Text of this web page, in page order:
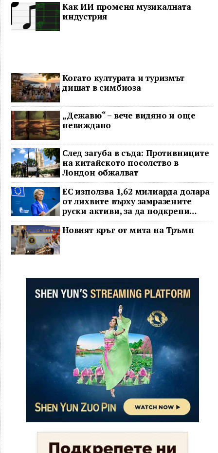
Как ИИ променя музикалната
индустрия
Когато културата и туризмът
дишат в симбиоза
„Дежавю“ – вече видяно и още
невиждано
След загуба в съда: Противниците
на китайското посолство в
Лондон обжалват
ЕС използва 1,62 милиарда долара
от лихвите върху замразените
руски активи, за да подкрепи
Украйна
Новият кръг от мита на Тръмп